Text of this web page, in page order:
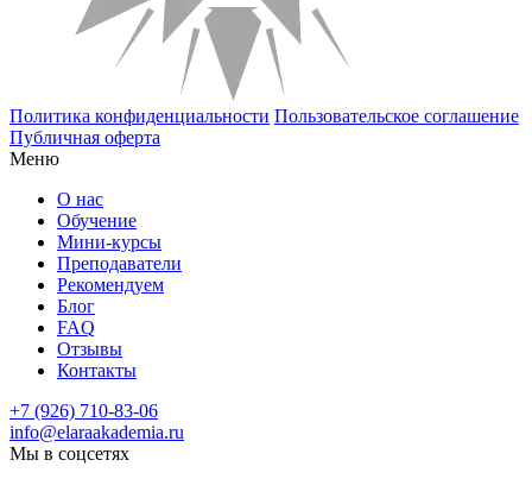
Политика конфиденциальности Пользовательское соглашение
Публичная оферта
Меню
О нас
Обучение
Мини-курсы
Преподаватели
Рекомендуем
Блог
FAQ
Отзывы
Контакты
+7 (926) 710-83-06
info@elaraakademia.ru
Мы в соцсетях